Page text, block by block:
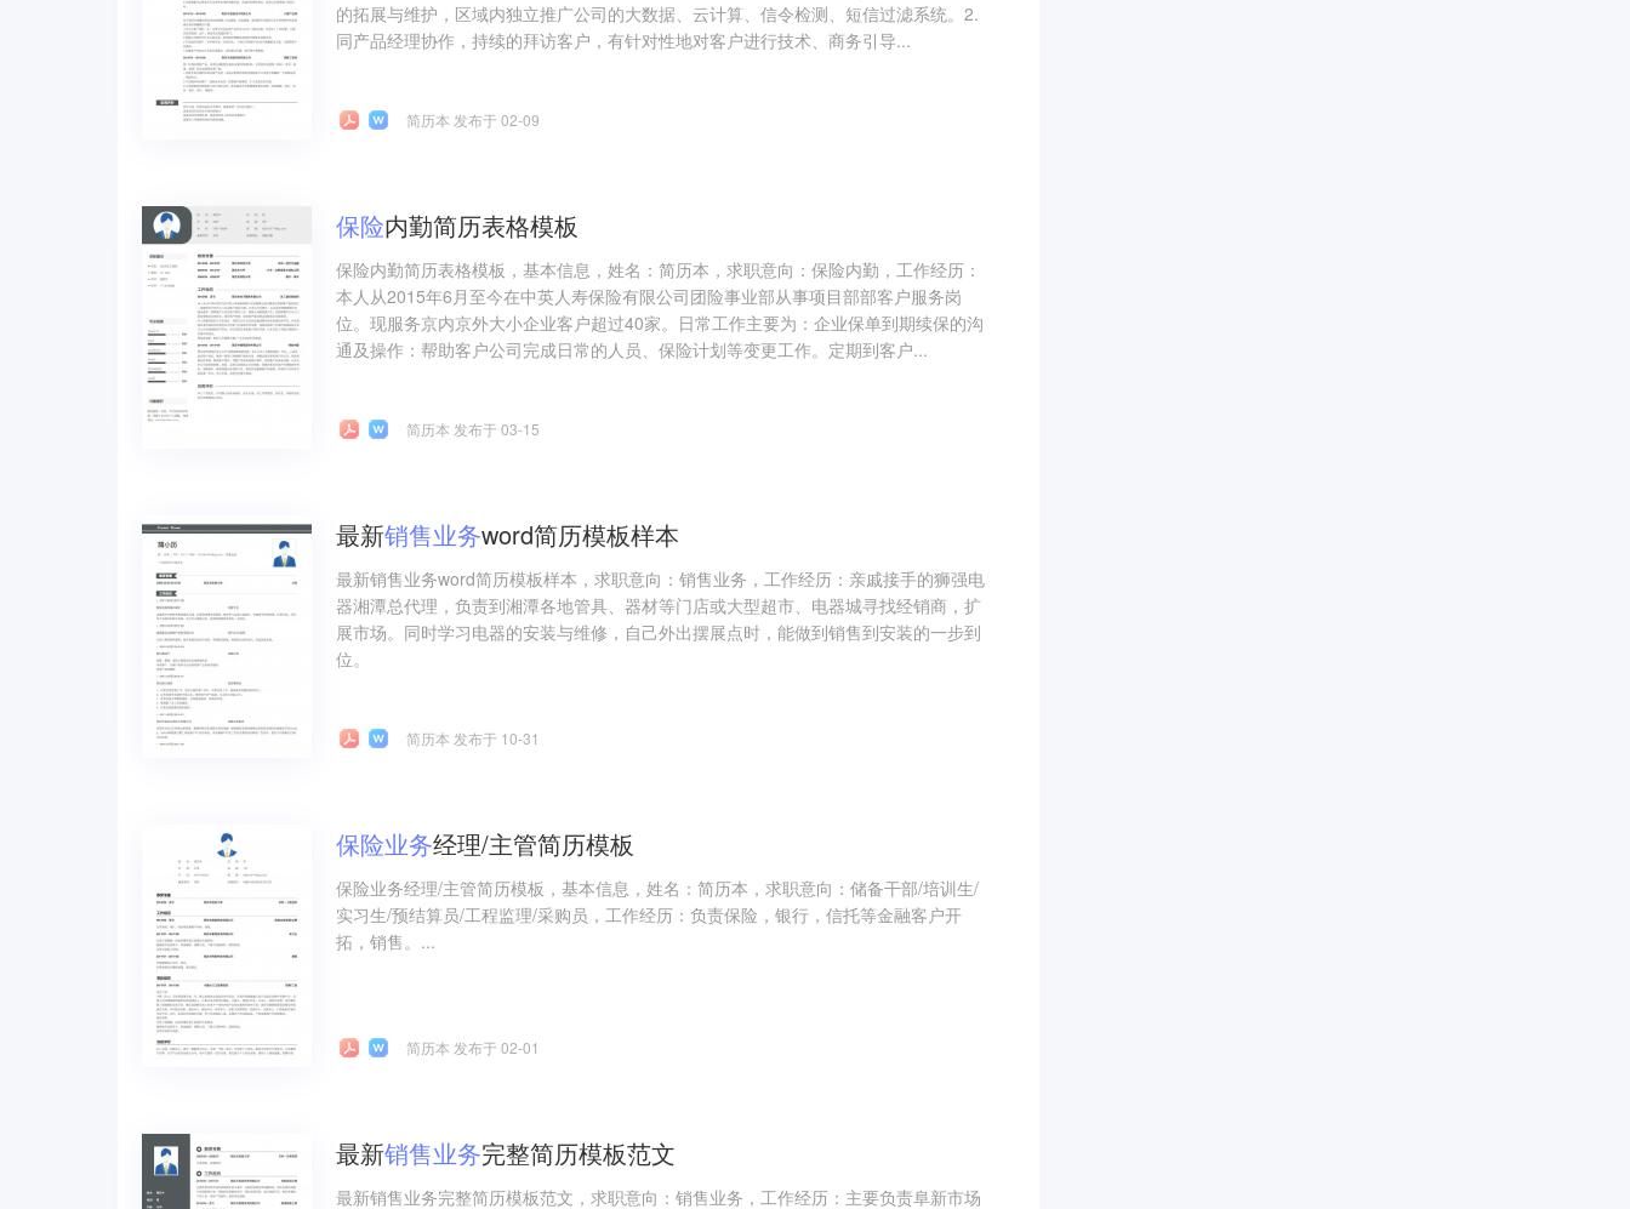
的拓展与维护，区域内独立推广公司的大数据、云计算、信令检测、短信过滤系统。2.
同产品经理协作，持续的拜访客户，有针对性地对客户进行技术、商务引导...
简历本 发布于 02-09
保险内勤简历表格模板
保险内勤简历表格模板，基本信息，姓名：简历本，求职意向：保险内勤，工作经历：
本人从2015年6月至今在中英人寿保险有限公司团险事业部从事项目部部客户服务岗
位。现服务京内京外大小企业客户超过40家。日常工作主要为：企业保单到期续保的沟
通及操作：帮助客户公司完成日常的人员、保险计划等变更工作。定期到客户...
简历本 发布于 03-15
最新销售业务word简历模板样本
最新销售业务word简历模板样本，求职意向：销售业务，工作经历：亲戚接手的狮强电
器湘潭总代理，负责到湘潭各地管具、器材等门店或大型超市、电器城寻找经销商，扩
展市场。同时学习电器的安装与维修，自己外出摆展点时，能做到销售到安装的一步到
位。
简历本 发布于 10-31
保险业务经理/主管简历模板
保险业务经理/主管简历模板，基本信息，姓名：简历本，求职意向：储备干部/培训生/
实习生/预结算员/工程监理/采购员，工作经历：负责保险，银行，信托等金融客户开
拓，销售。...
简历本 发布于 02-01
最新销售业务完整简历模板范文
最新销售业务完整简历模板范文，求职意向：销售业务，工作经历：主要负责阜新市场